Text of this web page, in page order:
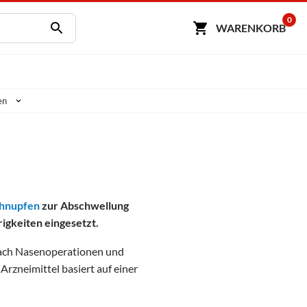
WARENKORB
0
zur Abschwellung
eingesetzt.
Nasenoperationen und
basiert auf einer